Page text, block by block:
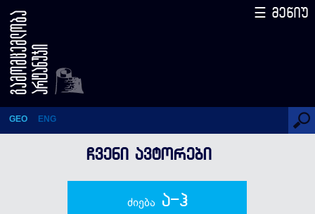
უეინ რუნი
GEO ENG
☰ მენიუ
ᲩᲕᲔᲜᲘ ᲐᲕᲢᲝᲠᲔᲑᲘ
ძიება ა-ჰ